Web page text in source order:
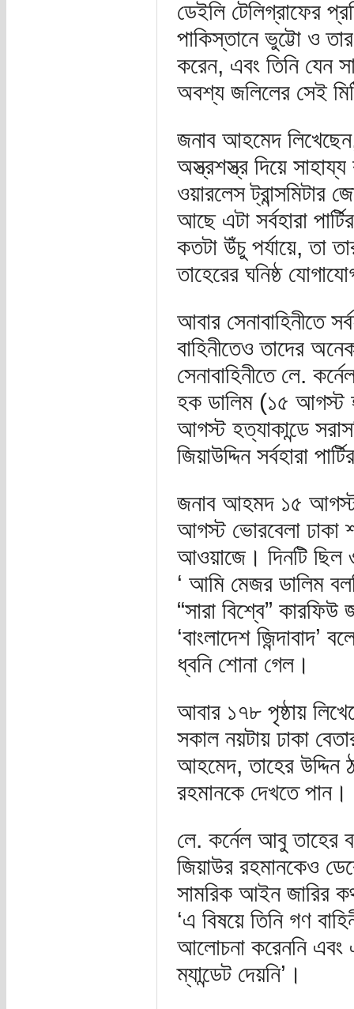
ডেইলি টেলিগ্রাফের
পাকিস্তানে ভুট্টো ও
করেন, এবং তিনি যেন
অবশ্য জলিলের সেই
জনাব আহমেদ লিখেছেন,
অস্ত্রশস্ত্র দিয়ে
ওয়ারলেস ট্রান্সমিটার
আছে এটা সর্বহারা
কতটা উঁচু পর্যায়ে, তা
তাহেরের ঘনিষ্ঠ
আবার সেনাবাহিনীতে
বাহিনীতেও তাদের
সেনাবাহিনীতে লে.
হক ডালিম (১৫ আগস্ট
আগস্ট হত্যাকান্ডে
জিয়াউদ্দিন সর্বহারা
জনাব আহমদ ১৫ আগস্ট
আগস্ট ভোরবেলা ঢাকা
আওয়াজে। দিনটি ছিল
‘ আমি মেজর ডালিম
“সারা বিশ্বে”
‘বাংলাদেশ জিন্দাবাদ’
ধ্বনি শোনা গেল।
আবার ১৭৮ পৃষ্ঠায়
সকাল নয়টায় ঢাকা
আহমেদ, তাহের উদ্দিন
রহমানকে দেখতে পান।
লে. কর্নেল আবু তাহের
জিয়াউর রহমানকেও
সামরিক আইন জারির
‘এ বিষয়ে তিনি গণ
আলোচনা করেননি এবং
ম্যান্ডেট দেয়নি’।